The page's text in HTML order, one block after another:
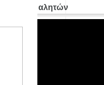
αλητών